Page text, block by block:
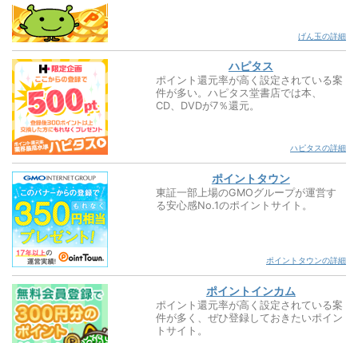
げん玉の詳細
ハピタス
ポイント還元率が高く設定されている案
件が多い。ハピタス堂書店では本、
CD、DVDが7％還元。
ハピタスの詳細
ポイントタウン
東証一部上場のGMOグループが運営す
る安心感No.1のポイントサイト。
ポイントタウンの詳細
ポイントインカム
ポイント還元率が高く設定されている案
件が多く、ぜひ登録しておきたいポイン
トサイト。